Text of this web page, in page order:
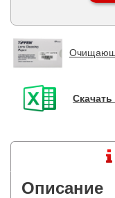
Описание